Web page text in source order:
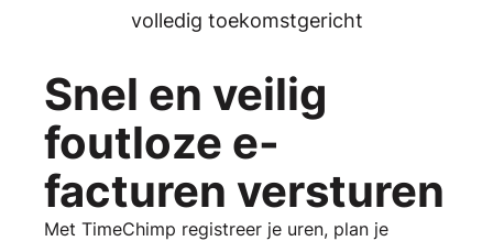
volledig toekomstgericht
Snel en veilig
foutloze e-
facturen versturen
Met TimeChimp registreer je uren, plan je